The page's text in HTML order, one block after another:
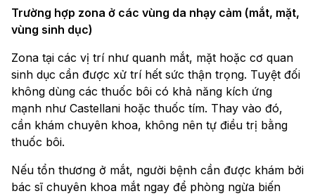
Trường hợp zona ở các vùng da nhạy cảm (mắt, mặt,
vùng sinh dục)
Zona tại các vị trí như quanh mắt, mặt hoặc cơ quan
sinh dục cần được xử trí hết sức thận trọng. Tuyệt đối
không dùng các thuốc bôi có khả năng kích ứng
mạnh như Castellani hoặc thuốc tím. Thay vào đó,
cần khám chuyên khoa, không nên tự điều trị bằng
thuốc bôi.
Nếu tổn thương ở mắt, người bệnh cần được khám bởi
bác sĩ chuyên khoa mắt ngay để phòng ngừa biến